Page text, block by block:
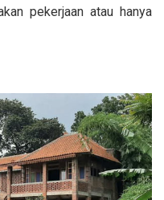
pekerjaan atau hanya